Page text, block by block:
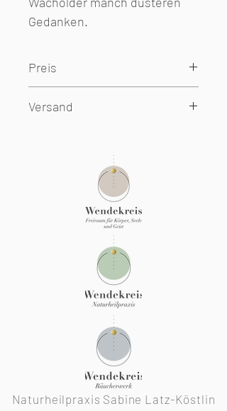
Gedanken.
Preis
Versand
Versand
Lieferung im lichtgeschützten
Braunglas mit Schraubdeckel.
Naturheilpraxis Sabine Latz-Köstlin